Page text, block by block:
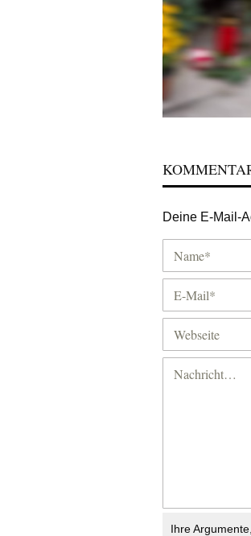
Deine E-Mail-
Ihre